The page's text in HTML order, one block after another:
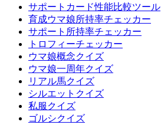
サポートカード性能比較ツール
育成ウマ娘所持率チェッカー
サポート所持率チェッカー
トロフィーチェッカー
ウマ娘概念クイズ
ウマ娘一周年クイズ
リアル馬クイズ
シルエットクイズ
私服クイズ
ゴルシクイズ